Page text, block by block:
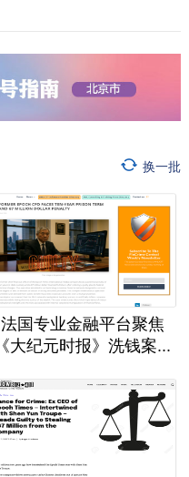
换一批
法国专业金融平台聚焦
《大纪元时报》洗钱案...